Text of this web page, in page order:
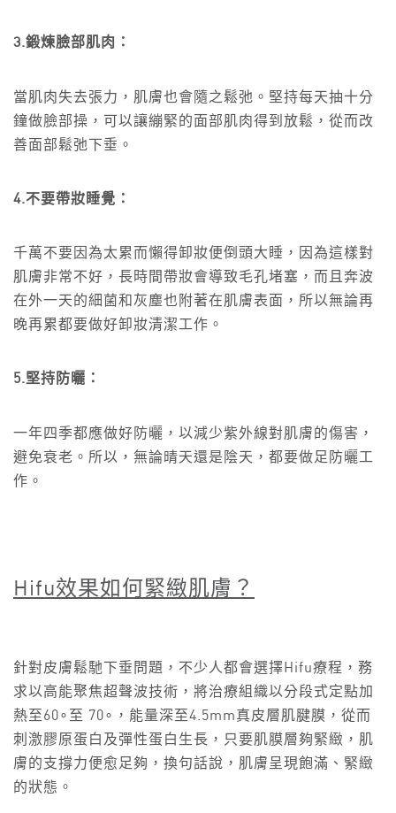
3.鍛煉臉部肌肉：
當肌肉失去張力，肌膚也會隨之鬆弛。堅持每天抽十分
鐘做臉部操，可以讓繃緊的面部肌肉得到放鬆，從而改
善面部鬆弛下垂。
4.不要帶妝睡覺：
千萬不要因為太累而懶得卸妝便倒頭大睡，因為這樣對
肌膚非常不好，長時間帶妝會導致毛孔堵塞，而且奔波
在外一天的細菌和灰塵也附著在肌膚表面，所以無論再
晚再累都要做好卸妝清潔工作。
5.堅持防曬：
一年四季都應做好防曬，以減少紫外線對肌膚的傷害，
避免衰老。所以，無論晴天還是陰天，都要做足防曬工
作。
Hifu效果如何緊緻肌膚？
針對皮膚鬆馳下垂問題，不少人都會選擇Hifu療程，務
求以高能聚焦超聲波技術，將治療組織以分段式定點加
熱至60∘至 70∘，能量深至4.5mm真皮層肌腱膜，從而
刺激膠原蛋白及彈性蛋白生長，只要肌膜層夠緊緻，肌
膚的支撐力便愈足夠，換句話說，肌膚呈現飽滿、緊緻
的狀態。